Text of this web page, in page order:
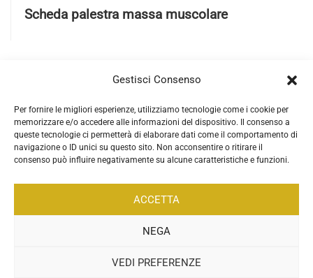
Gestisci Consenso
Per fornire le migliori esperienze, utilizziamo tecnologie come i cookie per
memorizzare e/o accedere alle informazioni del dispositivo. Il consenso a
queste tecnologie ci permetterà di elaborare dati come il comportamento di
navigazione o ID unici su questo sito. Non acconsentire o ritirare il
consenso può influire negativamente su alcune caratteristiche e funzioni.
ACCETTA
NEGA
VEDI PREFERENZE